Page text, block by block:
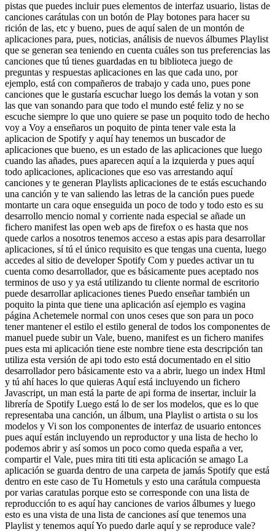
pistas que puedes incluir pues elementos de interfaz usuario, listas de
canciones carátulas con un botón de Play botones para hacer su
rición de las, etc y bueno, pues de aquí salen de un montón de
aplicaciones para, pues, noticias, análisis de nuevos álbumes Playlist
que se generan sea teniendo en cuenta cuáles son tus preferencias las
canciones que tú tienes guardadas en tu biblioteca juego de
preguntas y respuestas aplicaciones en las que cada uno, por
ejemplo, está con compañeros de trabajo y cada uno, pues pone
canciones que le gustaría escuchar luego los demás la votan y son
las que van sonando para que todo el mundo esté feliz y no se
escuche siempre lo que uno quiere se pase un poquito todo de hecho
voy a Voy a enseñaros un poquito de pinta tener vale esta la
aplicacion de Spotify y aquí hay tenemos un buscador de
aplicaciones que bueno, es un estado de las aplicaciones que luego
cuando las añades, pues aparecen aquí a la izquierda y pues aquí
todo aplicaciones, aplicaciones que eso vas arrestando aquí
canciones y te generan Playlists aplicaciones de te estás escuchando
una canción y te van saliendo las letras de la canción pues puede
montarte un cara oque enseguida un poco de todo y todo esto es su
desarrollo mencio nomal y corriente nada especial se añade un
fichero manifest las open web aps de firefox o es hasta que nos
quede carlos a nosotros tenemos acceso a estas apis para desarrollar
aplicaciones, sí tú el único requisito es que tengas una cuenta, luego
accedes al sitio de developer Spotify Com y puedes activar un tu
cuenta como desarrollador, que es básicamente pues aceptado nos
terminos de uso y ya está utilizando tu cliente normal de escritorio
puede desarrollar aplicaciones tienes Puedo enseñar también un
poquito la pinta que tiene una aplicación así ejemplo es vagina
página Achetemele normal con unos ceses que son para un poco
tener mantener el estilo el estilo general de todos los componentes de
manuel puede subir un Vale, bueno, manifest es un fichero manifes
pues esta mi aplicación tiene este nombre tiene esta descripción tan
utiliza esta versión de api todo esto está documentado en el sitio
desarrollador pero básicamente esto va a abrir, luego un index Html
y tú ahí haces lo que quieras Aquí está incluyendo un fichero
Javascript, un man está la parte de api forma de insertar, incluir la
librería de Spotify Luego está lo de ser los modelos, que es lo que
representaba una canción, un álbum, una Playlist o artista o su los
modelos y Vi son los componentes de interfaz de usuario entonces
pues aquí están incluyendo un reproductor y una lista de hecho lo
podemos abrir y así somos un poco como queda españa a ver,
compartir el Vale, pues mira titi titi esta aplicación se amago La
aplicación se guarda dentro de una carpeta de jamás Spotify que está
dentro en este caso de Tu Hometuls y esto una carátula compuesta
por varias caratulas porque esto se corresponde con una lista de
reproducción to es aquí hay canciones de varios álbumes y luego
esto es una vista de una lista de canciones así que tenemos una
Playlist y tenemos aquí Yo puedo darle aquí y se reproduce vale?